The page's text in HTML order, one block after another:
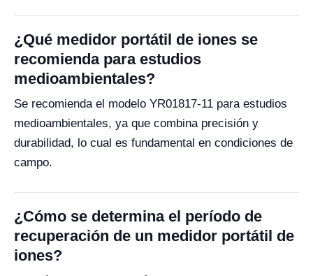
¿Qué medidor portátil de iones se
recomienda para estudios
medioambientales?
Se recomienda el modelo YR01817-11 para estudios
medioambientales, ya que combina precisión y
durabilidad, lo cual es fundamental en condiciones de
campo.
¿Cómo se determina el período de
recuperación de un medidor portátil de
iones?